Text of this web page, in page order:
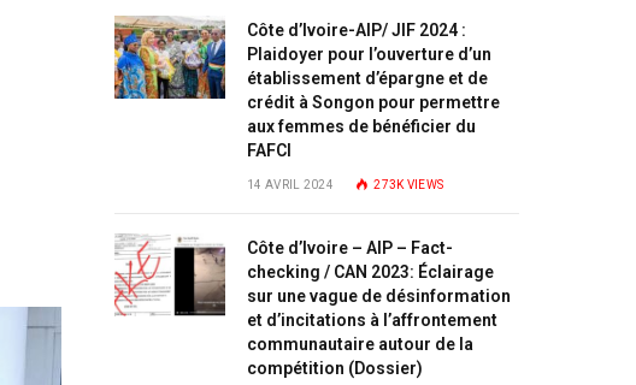
Côte d’Ivoire-AIP/ JIF 2024 :
Plaidoyer pour l’ouverture d’un
établissement d’épargne et de
crédit à Songon pour permettre
aux femmes de bénéficier du
FAFCI
14 AVRIL 2024 273K VIEWS
Côte d’Ivoire – AIP – Fact-
checking / CAN 2023: Éclairage
sur une vague de désinformation
et d’incitations à l’affrontement
communautaire autour de la
compétition (Dossier)